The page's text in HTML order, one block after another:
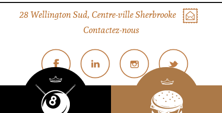
28 Wellington Sud, Centre-ville Sherbrooke
Contactez-nous